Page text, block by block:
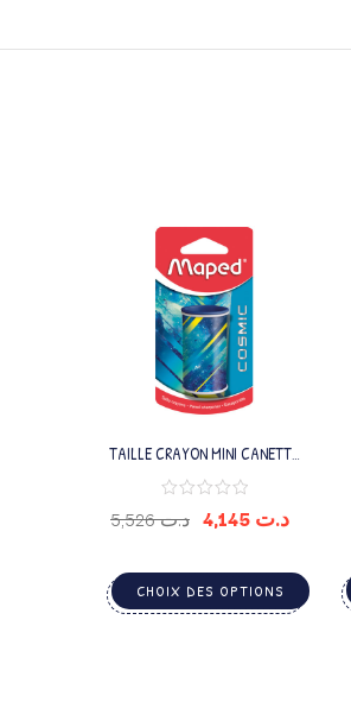
TAILLE CRAYON MINI CANETTE
COSMIC TEENS 1TROU
د.ت5,526 د.ت
CHOIX DES OPTIONS